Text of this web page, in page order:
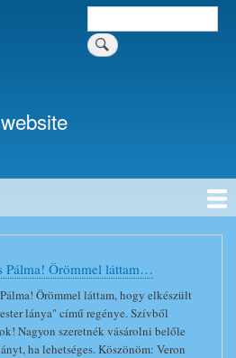
Search
Pálma! Örömmel láttam…
Örömmel láttam, hogy elkészült
lánya" című regénye. Szívből
Nagyon szeretnék vásárolni belőle
ha lehetséges. Köszönöm: Veron